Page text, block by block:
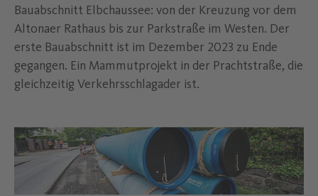
Bauabschnitt Elbchaussee: von der Kreuzung vor dem
Altonaer Rathaus bis zur Parkstraße im Westen. Der
erste Bauabschnitt ist im Dezember 2023 zu Ende
gegangen. Ein Mammutprojekt in der Prachtstraße, die
gleichzeitig Verkehrsschlagader ist.